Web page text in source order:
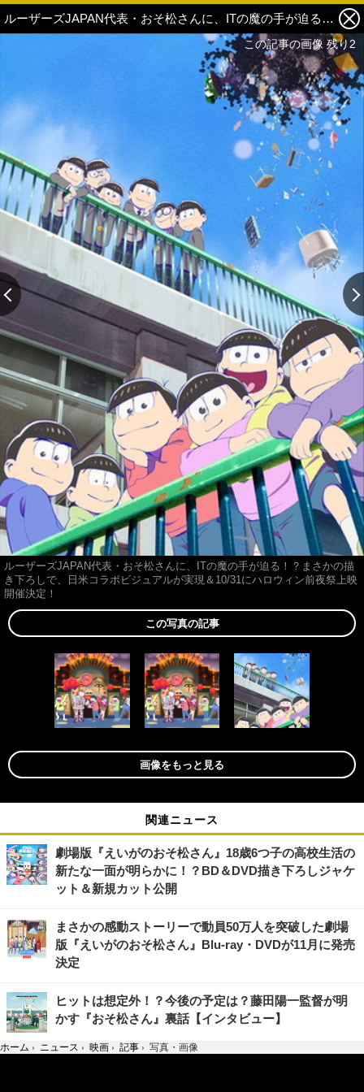
ルーザーズJAPAN代表・おそ松さんに、ITの魔の手が迫る！？まさかの描き下ろしで、日米コラボビジュアルが実現＆10/31にハロウィン前夜祭上映開催決定！ 3枚目の写真・画像
ルーザーズJAPAN代表・おそ松さんに、ITの魔の手が迫る！？まさかの描
き下ろしで、日米コラボビジュアルが実現＆10/31にハロウィン前夜祭上映
開催決定！
この記事の画像 残り2
この写真の記事
画像をもっと見る
関連ニュース
劇場版『えいがのおそ松さん』18歳6つ子の高校生活の
新たな一面が明らかに！？BD＆DVD描き下ろしジャケ
ット＆新規カット公開
まさかの感動ストーリーで動員50万人を突破した劇場
版『えいがのおそ松さん』Blu-ray・DVDが11月に発売
決定
ヒットは想定外！？今後の予定は？藤田陽一監督が明
かす『おそ松さん』裏話【インタビュー】
この記事の画像 残り2
ホーム › ニュース › 映画 › 記事 › 写真・画像